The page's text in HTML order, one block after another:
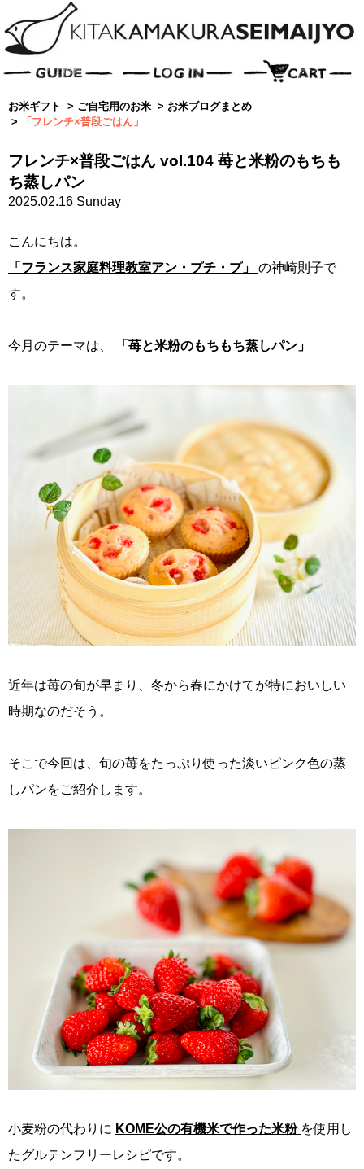
お米ギフト > ご自宅用のお米 > お米ブログまとめ
>
「フレンチ×普段ごはん」
フレンチ×普段ごはん vol.104 苺と米粉のもちも
ち蒸しパン
2025.02.16 Sunday
こんにちは。
「フランス家庭料理教室アン・プチ・プ」 の神崎則子で
す。
今月のテーマは、 「苺と米粉のもちもち蒸しパン」
近年は苺の旬が早まり、冬から春にかけてが特においしい
時期なのだそう。
そこで今回は、旬の苺をたっぷり使った淡いピンク色の蒸
しパンをご紹介します。
小麦粉の代わりに KOME公の有機米で作った米粉 を使用し
たグルテンフリーレシピです。